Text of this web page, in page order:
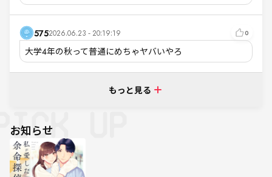
5752026.06.23 - 20:19:19 0
大学4年の秋って普通にめちゃヤバいやろ
もっと見る
お知らせ